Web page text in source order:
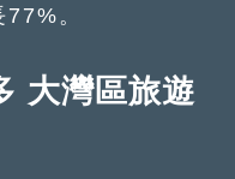
。
大灣區旅遊